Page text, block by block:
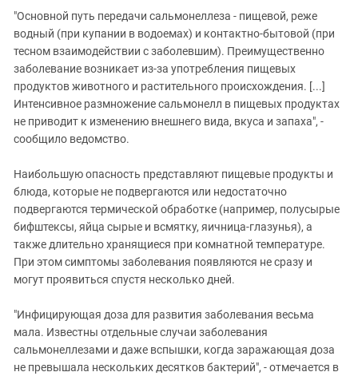
"Основной путь передачи сальмонеллеза - пищевой, реже
водный (при купании в водоемах) и контактно-бытовой (при
тесном взаимодействии с заболевшим). Преимущественно
заболевание возникает из-за употребления пищевых
продуктов животного и растительного происхождения. [...]
Интенсивное размножение сальмонелл в пищевых продуктах
не приводит к изменению внешнего вида, вкуса и запаха", -
сообщило ведомство.
Наибольшую опасность представляют пищевые продукты и
блюда, которые не подвергаются или недостаточно
подвергаются термической обработке (например, полусырые
бифштексы, яйца сырые и всмятку, яичница-глазунья), а
также длительно хранящиеся при комнатной температуре.
При этом симптомы заболевания появляются не сразу и
могут проявиться спустя несколько дней.
"Инфицирующая доза для развития заболевания весьма
мала. Известны отдельные случаи заболевания
сальмонеллезами и даже вспышки, когда заражающая доза
не превышала нескольких десятков бактерий", - отмечается в